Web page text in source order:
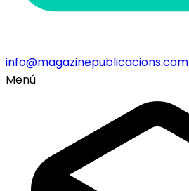
info@magazinepublicacions.com
Menú